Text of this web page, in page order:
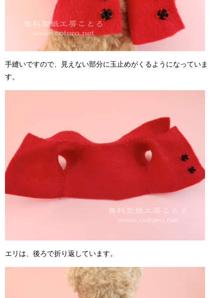
手縫いですので、見えない部分に玉止めがくるようになっていま
す。
エリは、後ろで折り返しています。